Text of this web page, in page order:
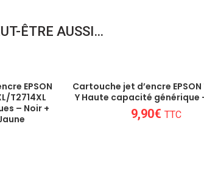
ÊTRE AUSSI…
EPSON
T2714XL
– Noir +
Cartouche jet d’encre EPSON
Y Haute capacité générique
9,90€ TTC